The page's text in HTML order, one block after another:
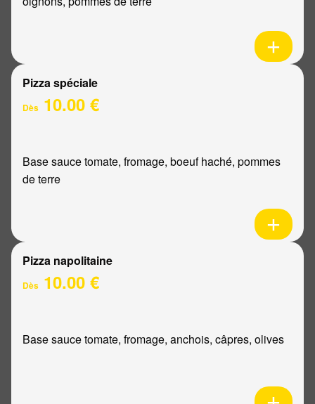
Pizza spéciale
Dès 10.00 €
Base sauce tomate, fromage, boeuf haché, pommes
de terre
Pizza napolitaine
Dès 10.00 €
Base sauce tomate, fromage, anchois, câpres, olives